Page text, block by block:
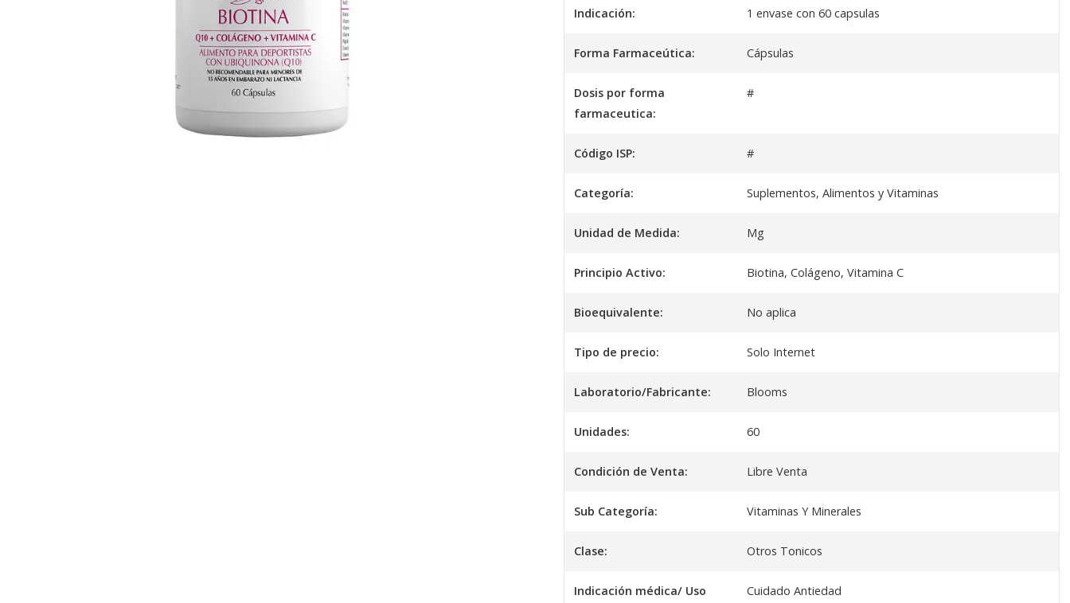
Indicación: 1 envase con 60 capsulas
Forma Farmaceútica: Cápsulas
Dosis por forma
farmaceutica:
#
Código ISP: #
Categoría: Suplementos, Alimentos y Vitaminas
Unidad de Medida: Mg
Principio Activo: Biotina, Colágeno, Vitamina C
Bioequivalente: No aplica
Tipo de precio: Solo Internet
Laboratorio/Fabricante: Blooms
Unidades: 60
Condición de Venta: Libre Venta
Sub Categoría: Vitaminas Y Minerales
Clase: Otros Tonicos
Indicación médica/ Uso
Cuidado Antiedad